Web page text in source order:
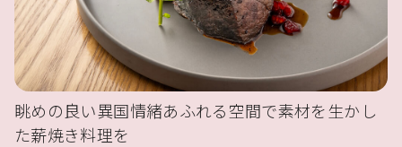
眺めの良い異国情緒あふれる空間で素材を生かし
た薪焼き料理を